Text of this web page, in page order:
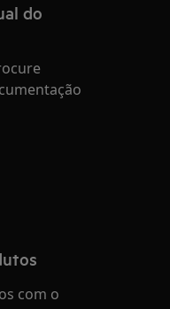
do
com o